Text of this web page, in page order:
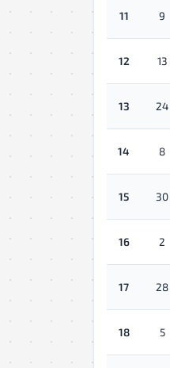
11 9
12 13
13 24
14 8
15 30
16 2
17 28
18 5